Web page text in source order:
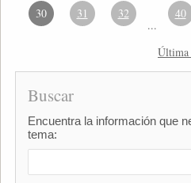
30 31 32
...
40
Última
Buscar
Encuentra la información que
tema: